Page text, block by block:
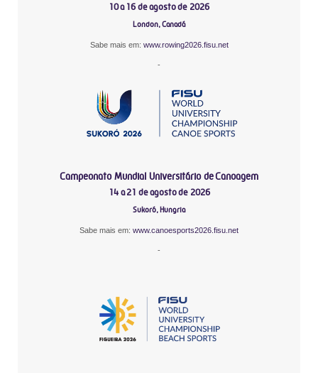
10 a 16 de agosto de 2026
London, Canadá
Sabe mais em: www.rowing2026.fisu.net
-
Campeonato Mundial Universitário de Canoagem
14 a 21 de agosto de 2026
Sukoró, Hungria
Sabe mais em: www.canoesports2026.fisu.net
-